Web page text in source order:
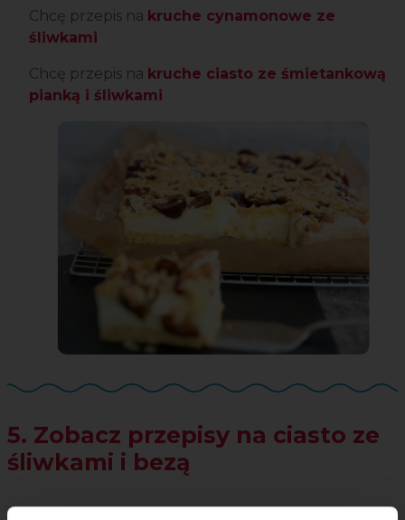
Chcę przepis na kruche cynamonowe ze
śliwkami
Chcę przepis na kruche ciasto ze śmietankową
pianką i śliwkami
5. Zobacz przepisy na ciasto ze
śliwkami i bezą
Połączenie